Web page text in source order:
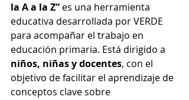
la A a la Z” es una herramienta
educativa desarrollada por VERDE
para acompañar el trabajo en
educación primaria. Está dirigido a
niños, niñas y docentes, con el
objetivo de facilitar el aprendizaje de
conceptos clave sobre